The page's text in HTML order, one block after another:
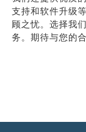
支持和软件升级
顾之忧。选择我
务。期待与您的合